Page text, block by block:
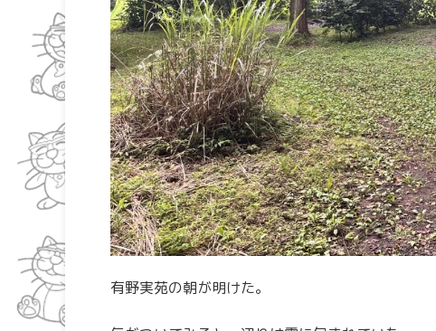
有野実苑の朝が明けた。